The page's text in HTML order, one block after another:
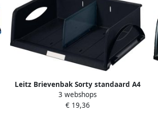
Leitz Brievenbak Sorty standaard A4
maxi dwars zwart
3 webshops
€ 19,36